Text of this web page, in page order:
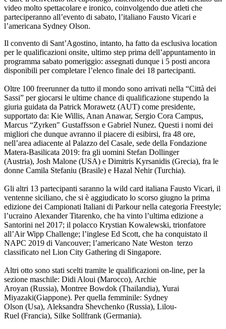
video molto spettacolare e ironico, coinvolgendo due atleti che
parteciperanno all’evento di sabato, l’italiano Fausto Vicari e
l’americana Sydney Olson.
Il convento di Sant’Agostino, intanto, ha fatto da esclusiva location
per le qualificazioni onsite, ultimo step prima dell’appuntamento in
programma sabato pomeriggio: assegnati dunque i 5 posti ancora
disponibili per completare l’elenco finale dei 18 partecipanti.
Oltre 100 freerunner da tutto il mondo sono arrivati nella “Città dei
Sassi” per giocarsi le ultime chance di qualificazione stupendo la
giuria guidata da Patrick Morawetz (AUT) come presidente,
supportato da: Kie Willis, Anan Anawar, Sergio Cora Campus,
Marcus “Zyrken" Gustaffsson e Gabriel Nunez. Questi i nomi dei
migliori che dunque avranno il piacere di esibirsi, fra 48 ore,
nell’area adiacente al Palazzo del Casale, sede della Fondazione
Matera-Basilicata 2019: fra gli uomini Stefan Dollinger
(Austria), Josh Malone (USA) e Dimitris Kyrsanidis (Grecia), fra le
donne Camila Stefaniu (Brasile) e Hazal Nehir (Turchia).
Gli altri 13 partecipanti saranno la wild card italiana Fausto Vicari, il
ventenne siciliano, che si è aggiudicato lo scorso giugno la prima
edizione dei Campionati Italiani di Parkour nella categoria Freestyle;
l’ucraino Alexander Titarenko, che ha vinto l’ultima edizione a
Santorini nel 2017; il polacco Krystian Kowalewski, trionfatore
all’Air Wipp Challenge; l’inglese Ed Scott, che ha conquistato il
NAPC 2019 di Vancouver; l’americano Nate Weston terzo
classificato nel Lion City Gathering di Singapore.
Altri otto sono stati scelti tramite le qualificazioni on-line, per la
sezione maschile: Didi Aloui (Marocco), Archie
Aroyan (Russia), Montree Bowdok (Thailandia), Yurai
Miyazaki(Giappone). Per quella femminile: Sydney
Olson (Usa), Aleksandra Shevchenko (Russia), Lilou-
Ruel (Francia), Silke Sollfrank (Germania).